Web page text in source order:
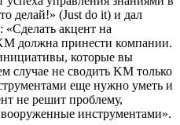
делай!» (Just do it) и дал
акцент на
должна принести компании.
которые вы
случае не сводить KM только
еще нужно уметь и
не решит проблему,
инструментами».